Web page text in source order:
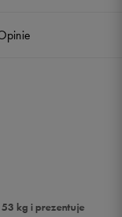
kg i prezentuje